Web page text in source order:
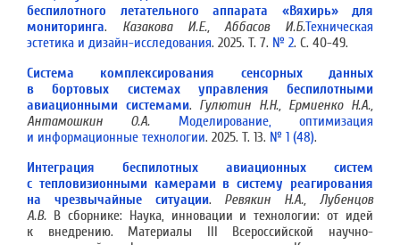
беспилотного летательного аппарата «Вяхирь» для
мониторинга. Казакова И.Е., Аббасов И.Б.Техническая
эстетика и дизайн-исследования. 2025. Т. 7. № 2. С. 40-49.
Система комплексирования сенсорных данных
в бортовых системах управления беспилотными
авиационными системами. Гулютин Н.Н., Ермиенко Н.А.,
Антамошкин О.А.
Моделирование, оптимизация
и информационные технологии. 2025. Т. 13. № 1 (48).
Интеграция беспилотных авиационных систем
с тепловизионными камерами в систему реагирования
на чрезвычайные ситуации. Ревякин Н.А., Лубенцов
А.В. В сборнике: Наука, инновации и технологии: от идей
к внедрению. Материалы III Всероссийской научно-